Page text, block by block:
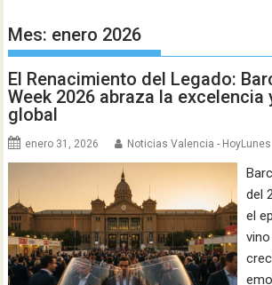
Mes: enero 2026
El Renacimiento del Legado:
Week 2026 abraza la excelencia
global
enero 31, 2026 Noticias Valencia - HoyLunes
del
el